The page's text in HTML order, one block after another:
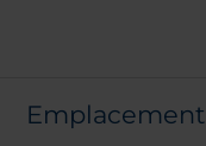
Emplacement